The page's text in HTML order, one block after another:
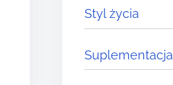
Styl życia
Suplementacja